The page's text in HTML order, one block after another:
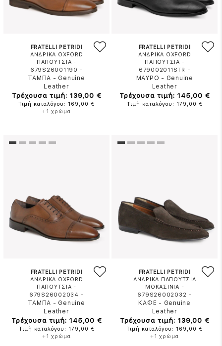
FRATELLI PETRIDI
ΑΝΔΡΙΚΑ OXFORD
ΠΑΠΟΥΤΣΙΑ -
679S26001190 -
ΤΑΜΠΑ - Genuine
Leather
Τρέχουσα τιμή: 139,00 €
Τιμή καταλόγου: 169,00 €
+1 χρώμα
FRATELLI PETRIDI
ΑΝΔΡΙΚΑ OXFORD
ΠΑΠΟΥΤΣΙΑ -
679002011STR -
ΜΑΥΡΟ - Genuine
Leather
Τρέχουσα τιμή: 145,00 €
Τιμή καταλόγου: 179,00 €
FRATELLI PETRIDI
ΑΝΔΡΙΚΑ OXFORD
ΠΑΠΟΥΤΣΙΑ -
679S26002034 -
ΤΑΜΠΑ - Genuine
Leather
Τρέχουσα τιμή: 145,00 €
Τιμή καταλόγου: 179,00 €
+1 χρώμα
FRATELLI PETRIDI
ΑΝΔΡΙΚΑ ΠΑΠΟΥΤΣΙΑ
ΜΟΚΑΣΙΝΙΑ -
679S26002032 -
ΚΑΦΕ - Genuine
Leather
Τρέχουσα τιμή: 139,00 €
Τιμή καταλόγου: 169,00 €
+1 χρώμα